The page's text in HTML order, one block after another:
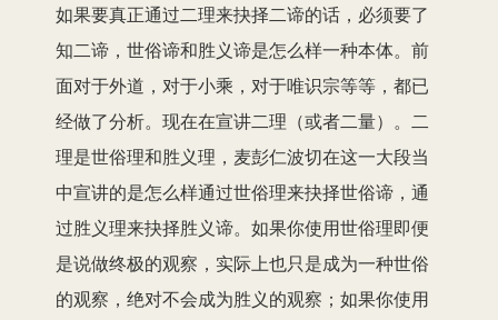
如果要真正通过二理来抉择二谛的话，必须要了
知二谛，世俗谛和胜义谛是怎么样一种本体。前
面对于外道，对于小乘，对于唯识宗等等，都已
经做了分析。现在在宣讲二理（或者二量）。二
理是世俗理和胜义理，麦彭仁波切在这一大段当
中宣讲的是怎么样通过世俗理来抉择世俗谛，通
过胜义理来抉择胜义谛。如果你使用世俗理即便
是说做终极的观察，实际上也只是成为一种世俗
的观察， 绝对不会成为胜义的观察；如果你使用